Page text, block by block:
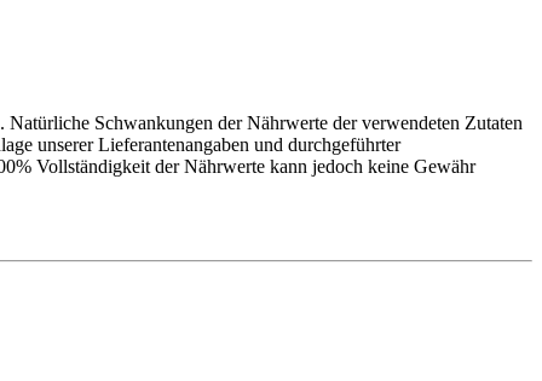
Schwankungen der Nährwerte der verwendeten Zutaten
unserer Lieferantenangaben und durchgeführter
Vollständigkeit der Nährwerte kann jedoch keine Gewähr